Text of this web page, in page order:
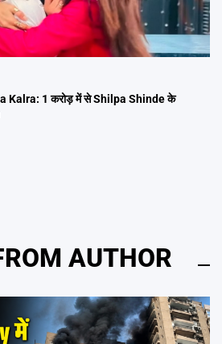
Kalra: 1 करोड़ में से Shilpa Shinde के
AUTHOR